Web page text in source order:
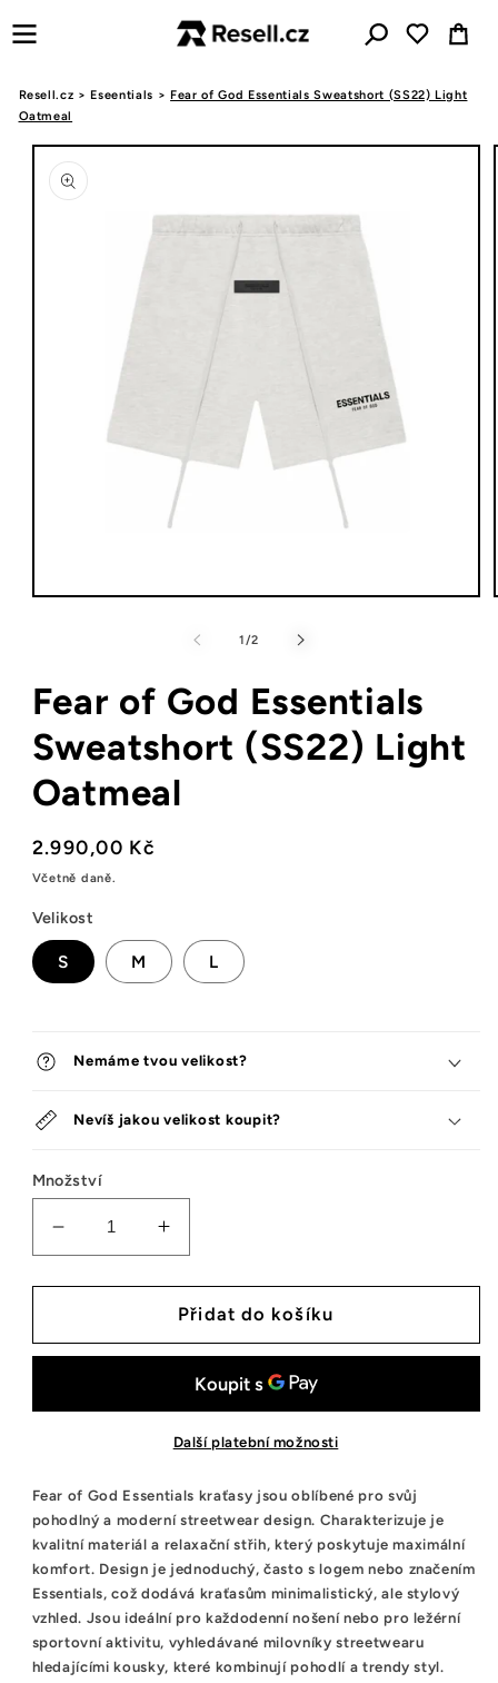
obsahu
Košík
Resell.cz > Eseentials > Fear of God Essentials Sweatshort (SS22) Light
Oatmeal
produktu
okně
1 /z2
Fear of God Essentials
Sweatshort (SS22) Light
Oatmeal
Běžná
cena
2.990,00 Kč
Včetně daně.
Velikost
S M L
Nemáme tvou velikost?
Nevíš jakou velikost koupit?
Množství
Snížit
množství
tenisek
of
Sweatshort
Oatmeal
Zvýšit
množství
tenisek
Fear
of
Essentials
Sweatshort
(SS22)
Oatmeal
Přidat do košíku
Další platební možnosti
Fear of God Essentials kraťasy jsou oblíbené pro svůj
pohodlný a moderní streetwear design. Charakterizuje je
kvalitní materiál a relaxační střih, který poskytuje maximální
komfort. Design je jednoduchý, často s logem nebo značením
Essentials, což dodává kraťasům minimalistický, ale stylový
vzhled. Jsou ideální pro každodenní nošení nebo pro ležérní
sportovní aktivitu, vyhledávané milovníky streetwearu
hledajícími kousky, které kombinují pohodlí a trendy styl.